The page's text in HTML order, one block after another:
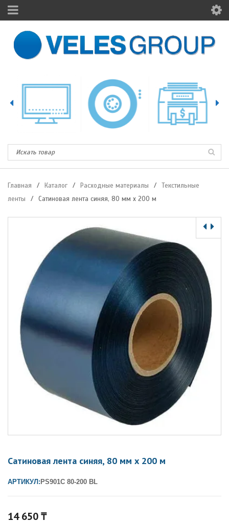
Главная / Каталог / Расходные материалы /
Текстильные
ленты
/ Сатиновая лента синяя, 80 мм х 200 м
Сатиновая лента синяя, 80 мм х 200 м
АРТИКУЛ:PS901C 80-200 BL
14 650₸